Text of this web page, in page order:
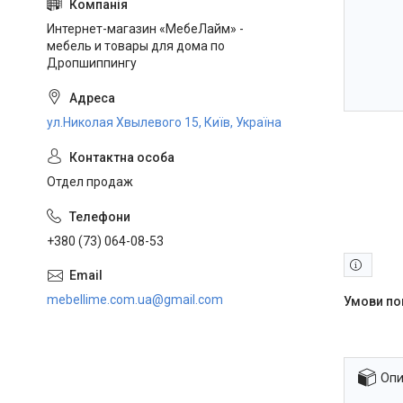
Интернет-магазин «МебеЛайм» -
мебель и товары для дома по
Дропшиппингу
ул.Николая Хвылевого 15, Київ, Україна
Отдел продаж
+380 (73) 064-08-53
mebellime.com.ua@gmail.com